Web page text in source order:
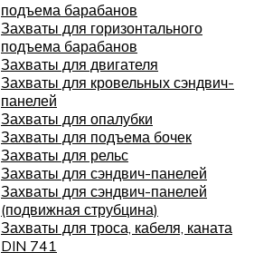
подъема барабанов
Захваты для горизонтального
подъема барабанов
Захваты для двигателя
Захваты для кровельных сэндвич-
панелей
Захваты для опалубки
Захваты для подъема бочек
Захваты для рельс
Захваты для сэндвич-панелей
Захваты для сэндвич-панелей
(подвижная струбцина)
Захваты для троса, кабеля, каната
DIN 741